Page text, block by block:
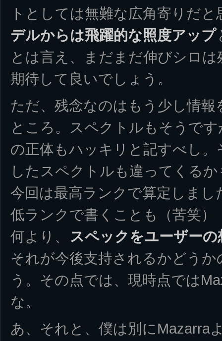
トとしては無難な広角寄りだ
デルからは飛躍的な照度アップ
とは言え、まだまだ伸びシロ
期待して良いでしょう。
ただ、残念なのはもう少し情
ところ。スペクトルもそうで
の正体もハッキリと記すべし
したスペクトルも違ってくる
今回は最高ランクで算定しま
低ランクで書くことも（苦笑）
何より、
スペックをユーザー
それが今後支持されるかどう
う。その点では、現時点では
な。
あ、それと、僕は別にMazarra